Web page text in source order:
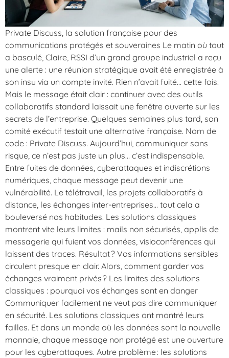
Private Discuss, la solution française pour des
communications protégés et souveraines Le matin où tout
a basculé, Claire, RSSI d’un grand groupe industriel a reçu
une alerte : une réunion stratégique avait été enregistrée à
son insu via un compte invité. Rien n’avait fuité… cette fois.
Mais le message était clair : continuer avec des outils
collaboratifs standard laissait une fenêtre ouverte sur les
secrets de l’entreprise. Quelques semaines plus tard, son
comité exécutif testait une alternative française. Nom de
code : Private Discuss. Aujourd’hui, communiquer sans
risque, ce n’est pas juste un plus… c’est indispensable.
Entre fuites de données, cyberattaques et indiscrétions
numériques, chaque message peut devenir une
vulnérabilité. Le télétravail, les projets collaboratifs à
distance, les échanges inter-entreprises… tout cela a
bouleversé nos habitudes. Les solutions classiques
montrent vite leurs limites : mails non sécurisés, applis de
messagerie qui fuient vos données, visioconférences qui
laissent des traces. Résultat ? Vos informations sensibles
circulent presque en clair. Alors, comment garder vos
échanges vraiment privés ? Les limites des solutions
classiques : pourquoi vos échanges sont en danger
Communiquer facilement ne veut pas dire communiquer
en sécurité. Les solutions classiques ont montré leurs
failles. Et dans un monde où les données sont la nouvelle
monnaie, chaque message non protégé est une ouverture
pour les cyberattaques. Autre problème : les solutions